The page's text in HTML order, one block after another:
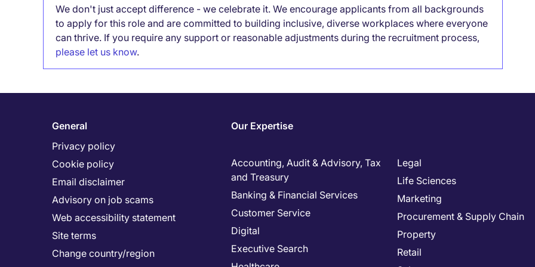
We don't just accept difference - we celebrate it. We encourage applicants from all backgrounds
to apply for this role and are committed to building inclusive, diverse workplaces where everyone
can thrive. If you require any support or reasonable adjustments during the recruitment process,
please let us know.
General
Privacy policy
Cookie policy
Email disclaimer
Advisory on job scams
Web accessibility statement
Site terms
Change country/region
Our Expertise
Accounting, Audit & Advisory, Tax
and Treasury
Banking & Financial Services
Customer Service
Digital
Executive Search
Legal
Life Sciences
Marketing
Procurement & Supply Chain
Property
Retail